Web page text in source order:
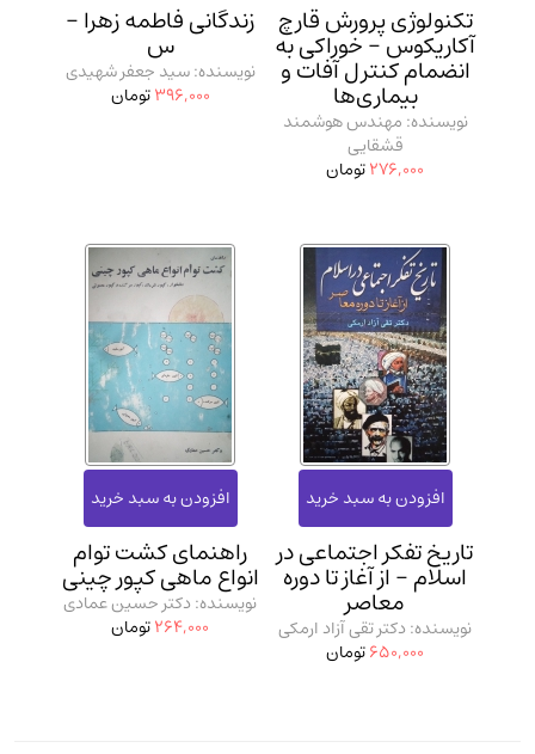
تکنولوژی پرورش قارچ
آکاریکوس - خوراکی به
انضمام کنترل آفات و
بیماری‌ها
نویسنده: مهندس هوشمند
قشقایی
276,000تومان
زندگانی فاطمه زهرا -
س
نویسنده: سید جعفر شهیدی
396,000تومان
تاریخ تفکر اجتماعی در
اسلام - از آغاز تا دوره
معاصر
نویسنده: دکتر تقی آزاد ارمکی
650,000تومان
راهنمای کشت توام
انواع ماهی کپور چینی
نویسنده: دکتر حسین عمادی
264,000تومان